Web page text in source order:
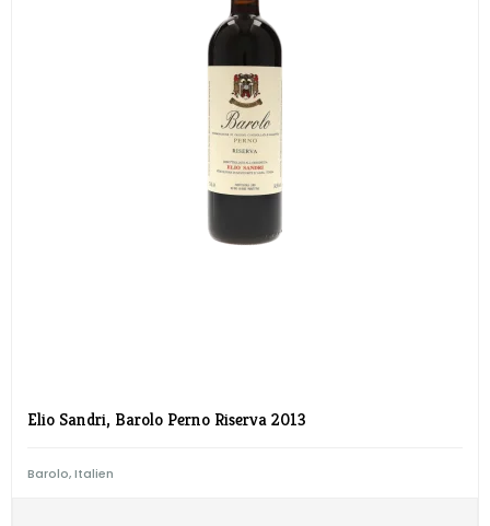
Elio Sandri, Barolo Perno Riserva 2013
Barolo, Italien